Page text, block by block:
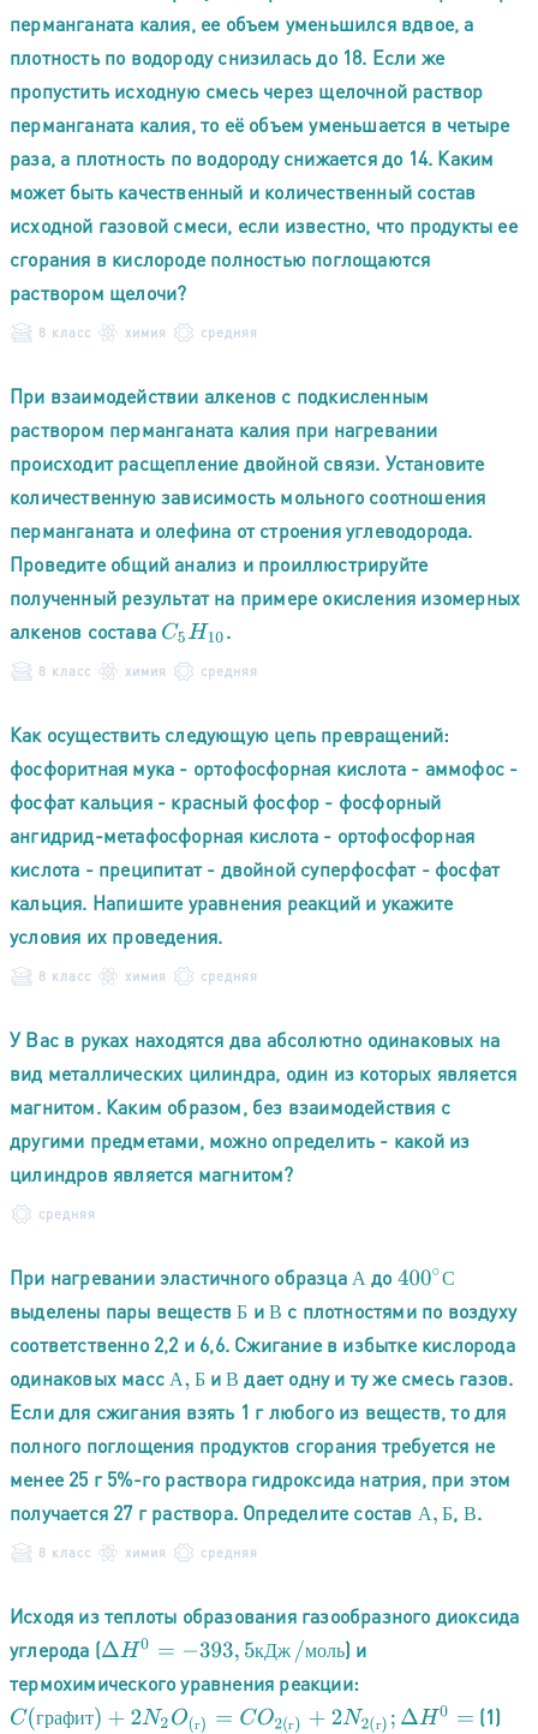
перманганата калия, ее объем уменьшился вдвое, а
плотность по водороду снизилась до 18. Если же
пропустить исходную смесь через щелочной раствор
перманганата калия, то её объем уменьшается в четыре
раза, а плотность по водороду снижается до 14. Каким
может быть качественный и количественный состав
исходной газовой смеси, если известно, что продукты ее
сгорания в кислороде полностью поглощаются
раствором щелочи?
8 класс химия средняя
При взаимодействии алкенов с подкисленным
раствором перманганата калия при нагревании
происходит расщепление двойной связи. Установите
количественную зависимость мольного соотношения
перманганата и олефина от строения углеводорода.
Проведите общий анализ и проиллюстрируйте
полученный результат на примере окисления изомерных
алкенов состава C5H10 .
8 класс химия средняя
Как осуществить следующую цепь превращений:
фосфоритная мука - ортофосфорная кислота - аммофос -
фосфат кальция - красный фосфор - фосфорный
ангидрид-метафосфорная кислота - ортофосфорная
кислота - преципитат - двойной суперфосфат - фосфат
кальция. Напишите уравнения реакций и укажите
условия их проведения.
8 класс химия средняя
У Вас в руках находятся два абсолютно одинаковых на
вид металлических цилиндра, один из которых является
магнитом. Каким образом, без взаимодействия с
другими предметами, можно определить - какой из
цилиндров является магнитом?
средняя
При нагревании эластичного образца А
А до С
400∘С
выделены пары веществБ
Б и В
В с плотностями по воздуху
соответственно 2,2 и 6,6. Сжигание в избытке кислорода
одинаковых масс А Б
А,Б иВ
В дает одну и ту же смесь газов.
Если для сжигания взять 1 г любого из веществ, то для
полного поглощения продуктов сгорания требуется не
менее 25 г 5%-го раствора гидроксида натрия, при этом
получается 27 г раствора. Определите состав А Б
А,Б , В
В.
8 класс химия средняя
Исходя из теплоты образования газообразного диоксида
углерода (
кДж моль
ΔH0=− 393,5кДж/ моль
) и
термохимического уравнения реакции:
графит г г г
C(графит)+ 2N 2O(г)=CO2 (г) +2N2(г); ΔH 0=−5575 кДж (1)